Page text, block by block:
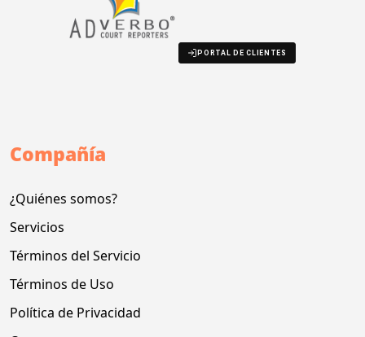
PORTAL DE CLIENTES
Compañía
¿Quiénes somos?
Servicios
Términos del Servicio
Términos de Uso
Política de Privacidad